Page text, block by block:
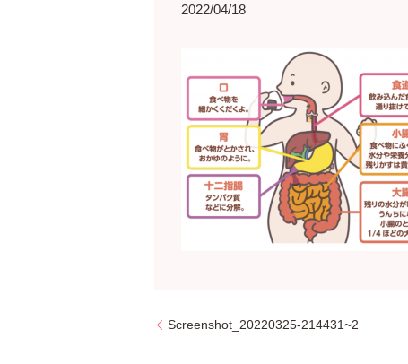
2022/04/18
Screenshot_20220325-214431~2